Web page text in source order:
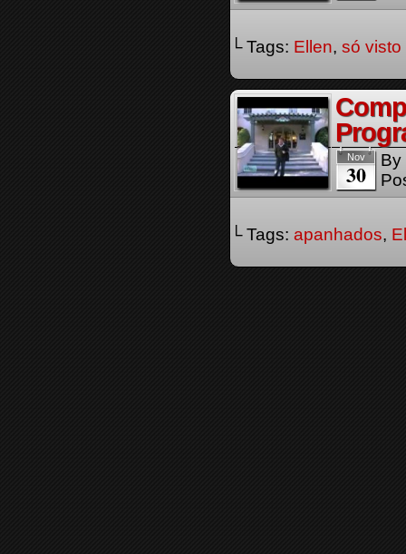
└ Tags: Ellen, só visto
Nov
30
By
└ Tags: apanhados,